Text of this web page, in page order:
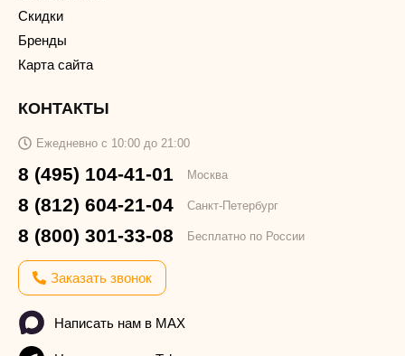
Скидки
Бренды
Карта сайта
КОНТАКТЫ
Ежедневно с 10:00 до 21:00
8 (495) 104-41-01 Москва
8 (812) 604-21-04 Санкт-Петербург
8 (800) 301-33-08 Бесплатно по России
Заказать звонок
Написать нам в MAX